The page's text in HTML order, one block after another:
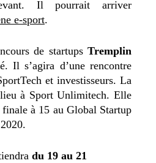
Il pourrait arriver
e-sport.
de startups Tremplin
Il s’agira d’une rencontre
et investisseurs. La
à Sport Unlimitech. Elle
finale à 15 au Global Startup
2020.
du 19 au 21